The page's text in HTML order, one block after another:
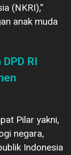
(NKRI),”
anak muda
RI
Pilar yakni,
negara,
Indonesia